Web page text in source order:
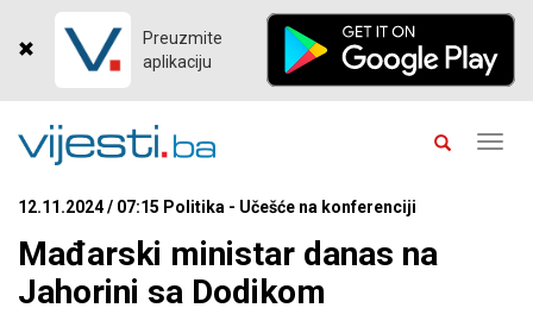
Preuzmite
aplikaciju
12.11.2024 / 07:15 Politika - Učešće na konferenciji
Mađarski ministar danas na
Jahorini sa Dodikom